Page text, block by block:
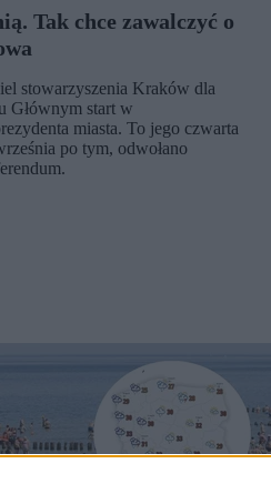
Tak chce zawalczyć o
stowarzyszenia Kraków dla
Głównym start w
miasta. To jego czwarta
po tym, odwołano